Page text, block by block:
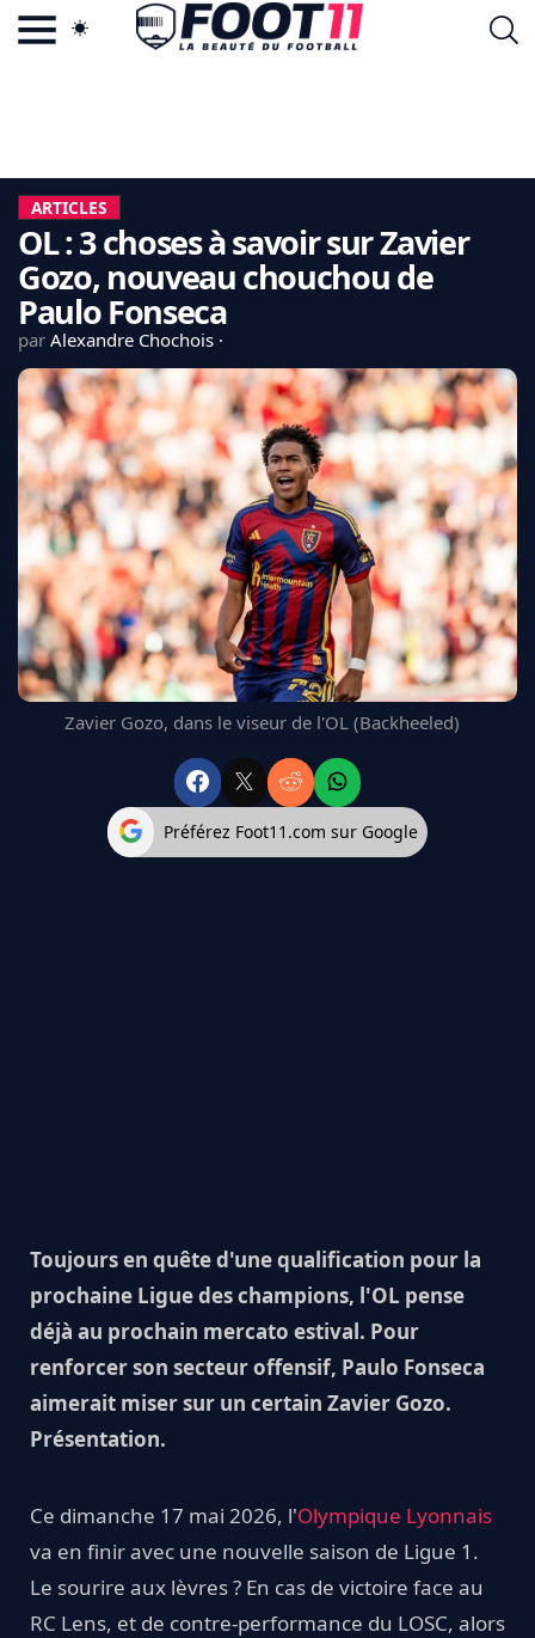
LA CHARTE
VIE PRIVÉE
CGU
CONTACTEZ-NOUS
MERCATO
CDM 2026
EDF
PSG
LIGUE 1
REAL MADRID
FC BARCELONE
MANCHESTER UNITED
CHELSEA
ARSENAL
BAYERN
L'AVIS DE LA RÉDAC'
ARTICLES
OL : 3 choses à savoir sur Zavier
Gozo, nouveau chouchou de
Paulo Fonseca
par Alexandre Chochois
Zavier Gozo, dans le viseur de l'OL (Backheeled)
Préférez Foot11.com sur Google
Toujours en quête d'une qualification pour la
prochaine Ligue des champions, l'OL pense
déjà au prochain mercato estival. Pour
renforcer son secteur offensif, Paulo Fonseca
aimerait miser sur un certain Zavier Gozo.
Présentation.
Ce dimanche 17 mai 2026, l'Olympique Lyonnais
va en finir avec une nouvelle saison de Ligue 1.
Le sourire aux lèvres ? En cas de victoire face au
RC Lens, et de contre-performance du LOSC, alors